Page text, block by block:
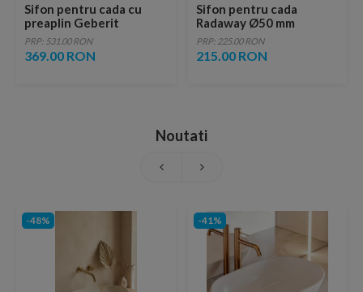
Sifon pentru cada cu
preaplin Geberit
PushControl, 52mm
PRP: 531.00 RON
369.00 RON
Sifon pentru cada
Radaway Ø50 mm
PRP: 225.00 RON
215.00 RON
Noutati
-48% -41%